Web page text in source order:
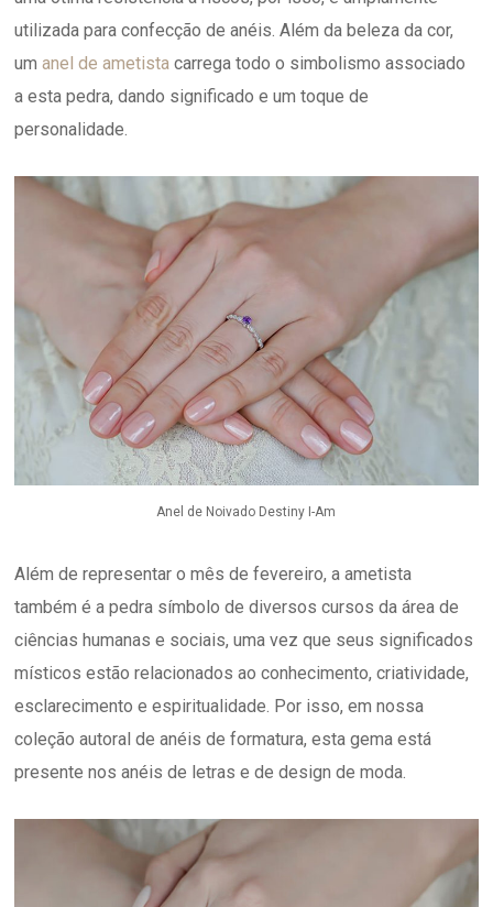
utilizada para confecção de anéis. Além da beleza da cor,
umanel de ametista carrega todo o simbolismo associado
a esta pedra, dando significado e um toque de
personalidade.
Anel de Noivado Destiny I-Am
Além de representar o mês de fevereiro, a ametista
também é a pedra símbolo de diversos cursos da área de
ciências humanas e sociais, uma vez que seus significados
místicos estão relacionados ao conhecimento, criatividade,
esclarecimento e espiritualidade. Por isso, em nossa
coleção autoral de anéis de formatura, esta gema está
presente nos anéis de letras e de design de moda.